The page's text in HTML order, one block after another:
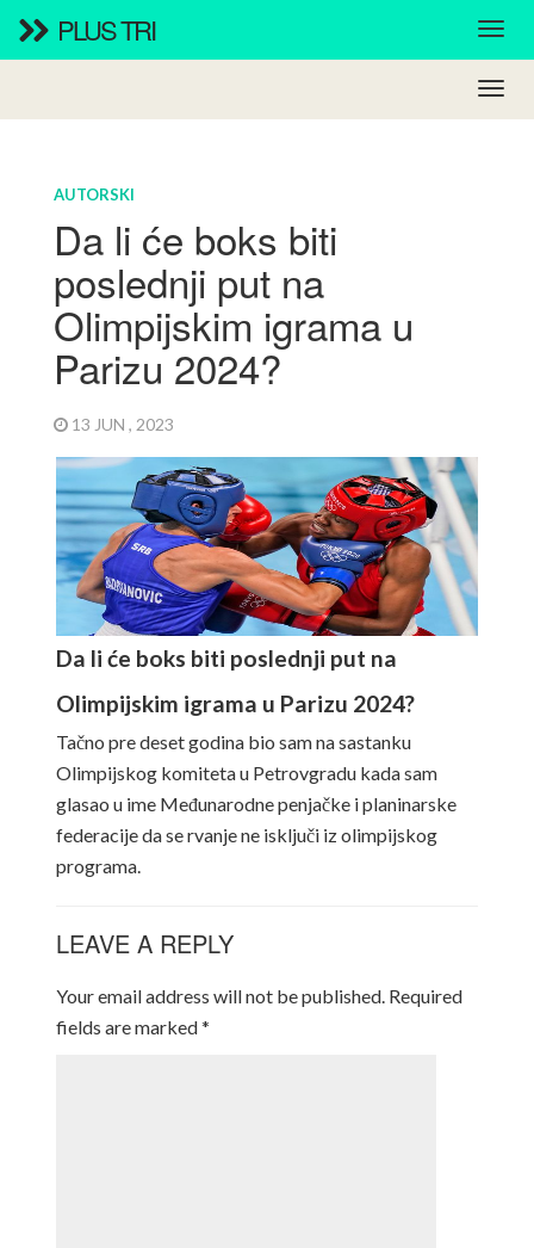
PLUS TRI
AUTORSKI
Da li će boks biti
poslednji put na
Olimpijskim igrama u
Parizu 2024?
13 JUN , 2023
Da li će boks biti poslednji put na
Olimpijskim igrama u Parizu 2024?
Tačno pre deset godina bio sam na sastanku
Olimpijskog komiteta u Petrovgradu kada sam
glasao u ime Međunarodne penjačke i planinarske
federacije da se rvanje ne isključi iz olimpijskog
programa.
LEAVE A REPLY
Your email address will not be published. Required
fields are marked*